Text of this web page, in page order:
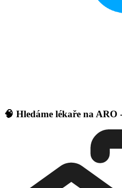
🧠 Hledáme lékaře na ARO